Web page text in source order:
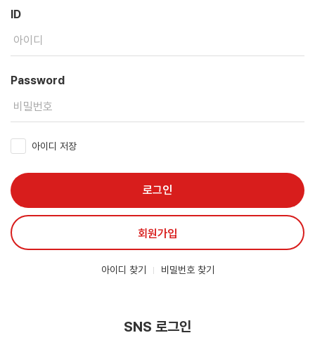
ID
Password
아이디 저장
로그인
회원가입
아이디 찾기 비밀번호 찾기
SNS 로그인